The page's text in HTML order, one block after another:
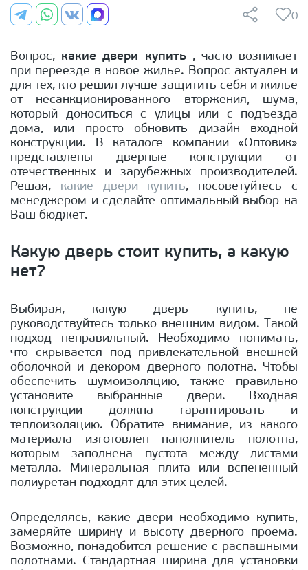
0
Вопрос, какие двери купить , часто возникает
при переезде в новое жилье. Вопрос актуален и
для тех, кто решил лучше защитить себя и жилье
от несанкционированного вторжения, шума,
который доноситься с улицы или с подъезда
дома, или просто обновить дизайн входной
конструкции. В каталоге компании «Оптовик»
представлены дверные конструкции от
отечественных и зарубежных производителей.
Решая, какие двери купить, посоветуйтесь с
менеджером и сделайте оптимальный выбор на
Ваш бюджет.
Какую дверь стоит купить, а какую
нет?
Выбирая, какую дверь купить, не
руководствуйтесь только внешним видом. Такой
подход неправильный. Необходимо понимать,
что скрывается под привлекательной внешней
оболочкой и декором дверного полотна. Чтобы
обеспечить шумоизоляцию, также правильно
установите выбранные двери. Входная
конструкции должна гарантировать и
теплоизоляцию. Обратите внимание, из какого
материала изготовлен наполнитель полотна,
которым заполнена пустота между листами
металла. Минеральная плита или вспененный
полиуретан подходят для этих целей.
Определяясь, какие двери необходимо купить,
замеряйте ширину и высоту дверного проема.
Возможно, понадобится решение с распашными
полотнами. Стандартная ширина для установки